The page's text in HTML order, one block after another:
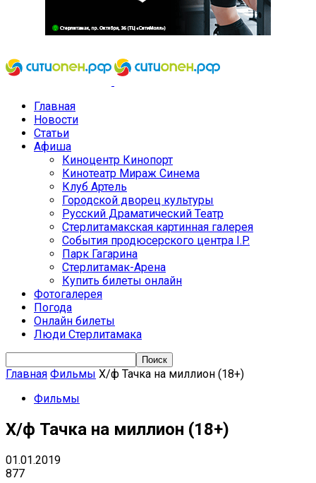
Главная
Новости
Статьи
Афиша
Киноцентр Кинопорт
Кинотеатр Мираж Синема
Клуб Артель
Городской дворец культуры
Русский Драматический Театр
Стерлитамакская картинная галерея
События продюсерского центра I.P.
Парк Гагарина
Стерлитамак-Арена
Купить билеты онлайн
Фотогалерея
Погода
Онлайн билеты
Люди Стерлитамака
Главная Фильмы Х/ф Тачка на миллион (18+)
Фильмы
Х/ф Тачка на миллион (18+)
01.01.2019
877